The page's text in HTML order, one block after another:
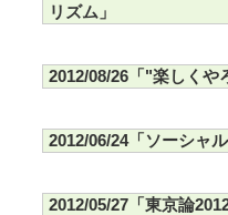
リズム」
2012/08/26「"楽しくや
2012/06/24「ソーシャ
2012/05/27「東京論